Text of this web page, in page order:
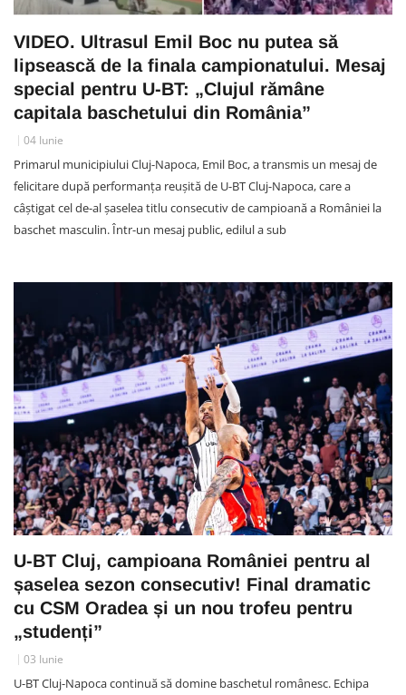
VIDEO. Ultrasul Emil Boc nu putea să
lipsească de la finala campionatului. Mesaj
special pentru U-BT: „Clujul rămâne
capitala baschetului din România”
04 Iunie
Primarul municipiului Cluj-Napoca, Emil Boc, a transmis un mesaj de
felicitare după performanța reușită de U-BT Cluj-Napoca, care a
câștigat cel de-al șaselea titlu consecutiv de campioană a României la
baschet masculin. Într-un mesaj public, edilul a sub
U-BT Cluj, campioana României pentru al
șaselea sezon consecutiv! Final dramatic
cu CSM Oradea și un nou trofeu pentru
„studenți”
03 Iunie
U-BT Cluj-Napoca continuă să domine baschetul românesc. Echipa